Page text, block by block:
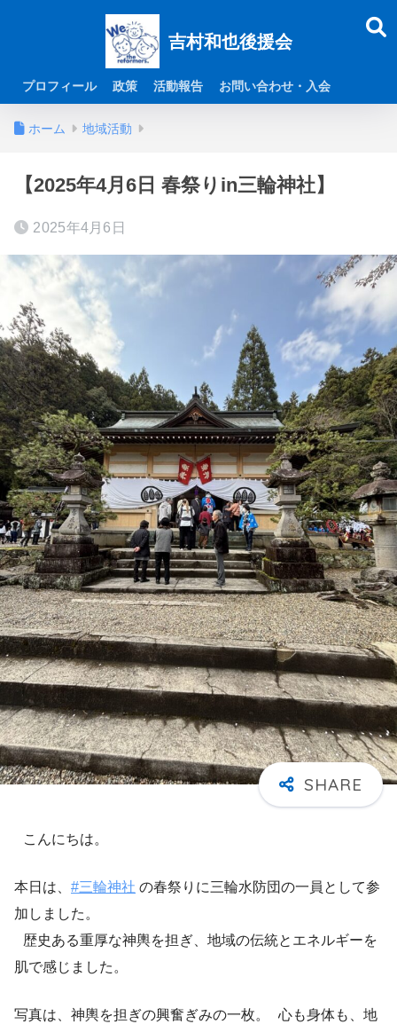
吉村和也後援会
プロフィール 政策 活動報告 お問い合わせ・入会
ホーム 地域活動
【2025年4月6日 春祭りin三輪神社】
2025年4月6日
こんにちは。
本日は、 #三輪神社 の春祭りに三輪水防団の一員として参
加しました。
歴史ある重厚な神輿を担ぎ、地域の伝統とエネルギーを
肌で感じました。
写真は、神輿を担ぎの興奮ぎみの一枚。 心も身体も、地